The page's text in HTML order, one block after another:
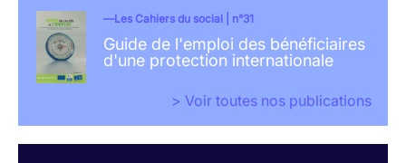
Les Cahiers du social | n°31
Guide de l'emploi des bénéficiaires
d'une protection internationale
> Voir toutes nos publications